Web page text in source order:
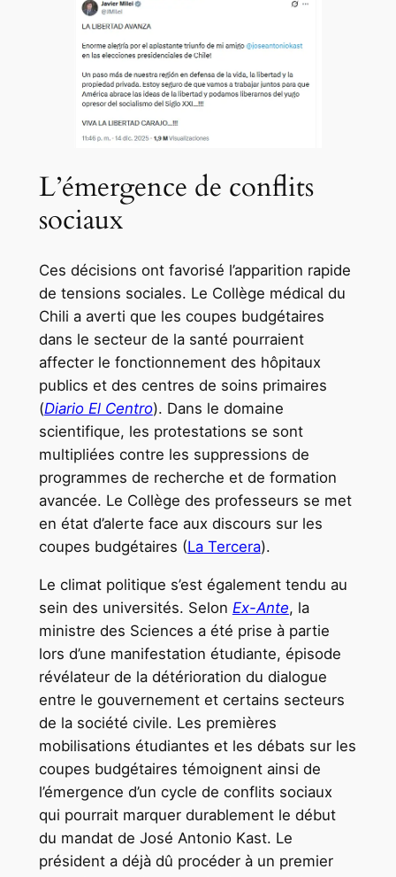
L’émergence de conflits
sociaux
Ces décisions ont favorisé l’apparition rapide
de tensions sociales. Le Collège médical du
Chili a averti que les coupes budgétaires
dans le secteur de la santé pourraient
affecter le fonctionnement des hôpitaux
publics et des centres de soins primaires
(Diario El Centro). Dans le domaine
scientifique, les protestations se sont
multipliées contre les suppressions de
programmes de recherche et de formation
avancée. Le Collège des professeurs se met
en état d’alerte face aux discours sur les
coupes budgétaires (La Tercera).
Le climat politique s’est également tendu au
sein des universités. Selon Ex-Ante, la
ministre des Sciences a été prise à partie
lors d’une manifestation étudiante, épisode
révélateur de la détérioration du dialogue
entre le gouvernement et certains secteurs
de la société civile. Les premières
mobilisations étudiantes et les débats sur les
coupes budgétaires témoignent ainsi de
l’émergence d’un cycle de conflits sociaux
qui pourrait marquer durablement le début
du mandat de José Antonio Kast. Le
président a déjà dû procéder à un premier